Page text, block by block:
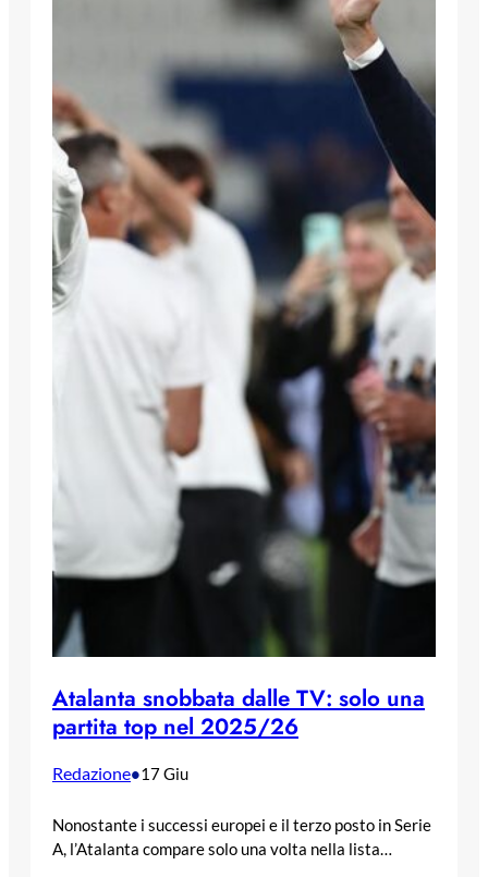
Atalanta snobbata dalle TV: solo una
partita top nel 2025/26
Redazione•17 Giu
Nonostante i successi europei e il terzo posto in Serie
A, l’Atalanta compare solo una volta nella lista…